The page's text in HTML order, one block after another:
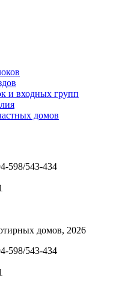
и входных групп
домов
598/543-434
домов, 2026
598/543-434